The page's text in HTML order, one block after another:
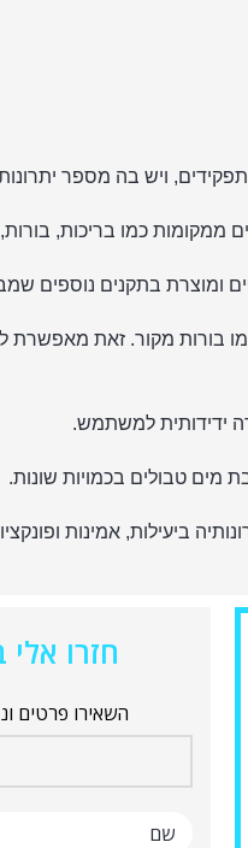
ממקומות כמו בריכות, בורות,
בורות מקור. זאת מאפשרת
ידידותית למשתמש.
טבולים בכמויות שונות.
חזרו
השאירו פרטים